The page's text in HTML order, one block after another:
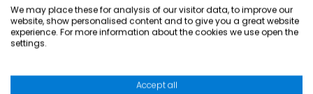
We may place these for analysis of our visitor data, to improve our
website, show personalised content and to give you a great website
experience. For more information about the cookies we use open the
settings.
Accept all